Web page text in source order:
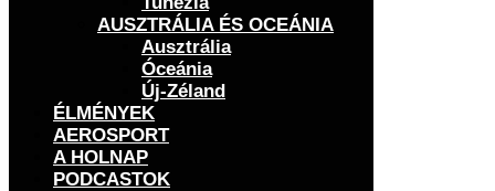
AUSZTRÁLIA ÉS OCEÁNIA
Ausztrália
Óceánia
Új-Zéland
ÉLMÉNYEK
AEROSPORT
A HOLNAP
PODCASTOK